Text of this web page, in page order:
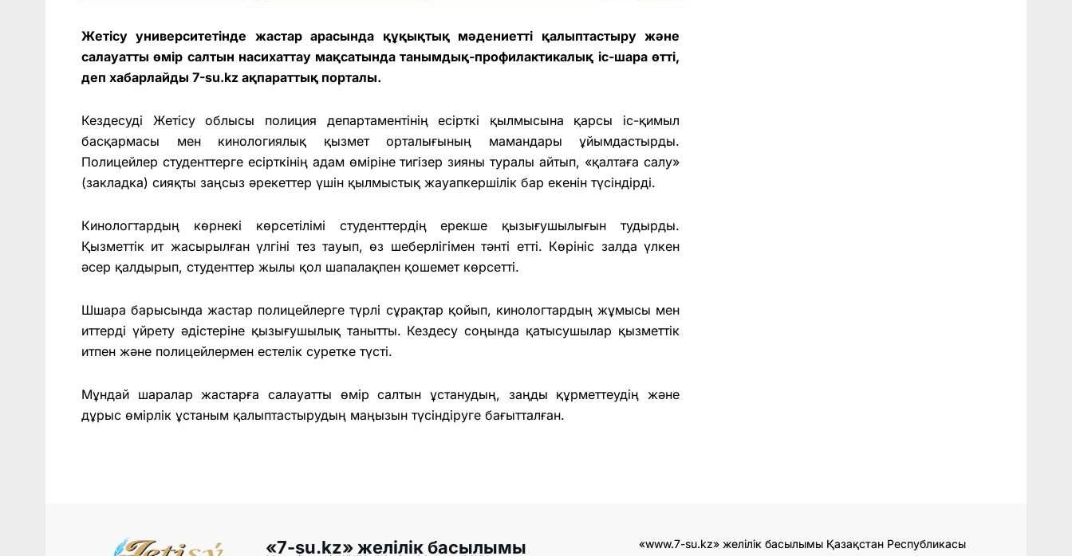
Жетісу университетінде жастар арасында құқықтық мәдениетті қалыптастыру және
салауатты өмір салтын насихаттау мақсатында танымдық-профилактикалық іс-шара өтті,
деп хабарлайды 7-su.kz ақпараттық порталы.
Кездесуді Жетісу облысы полиция департаментінің есірткі қылмысына қарсы іс-қимыл
басқармасы мен кинологиялық қызмет орталығының мамандары ұйымдастырды.
Полицейлер студенттерге есірткінің адам өміріне тигізер зияны туралы айтып, «қалтаға салу»
(закладка) сияқты заңсыз әрекеттер үшін қылмыстық жауапкершілік бар екенін түсіндірді.
Кинологтардың көрнекі көрсетілімі студенттердің ерекше қызығушылығын тудырды.
Қызметтік ит жасырылған үлгіні тез тауып, өз шеберлігімен тәнті етті. Көрініс залда үлкен
әсер қалдырып, студенттер жылы қол шапалақпен қошемет көрсетті.
Шшара барысында жастар полицейлерге түрлі сұрақтар қойып, кинологтардың жұмысы мен
иттерді үйрету әдістеріне қызығушылық танытты. Кездесу соңында қатысушылар қызметтік
итпен және полицейлермен естелік суретке түсті.
Мұндай шаралар жастарға салауатты өмір салтын ұстанудың, заңды құрметтеудің және
дұрыс өмірлік ұстаным қалыптастырудың маңызын түсіндіруге бағытталған.
«7-su.kz» желілік басылымы
«www.7-su.kz» желілік басылымы Қазақстан Республикасы